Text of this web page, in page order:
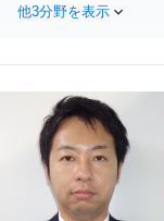
他3分野を表示